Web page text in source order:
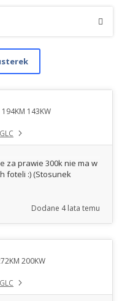
194KM 143KW
za prawie 300k nie ma w
foteli :)(Stosunek
Dodane 4 lata temu
200KW